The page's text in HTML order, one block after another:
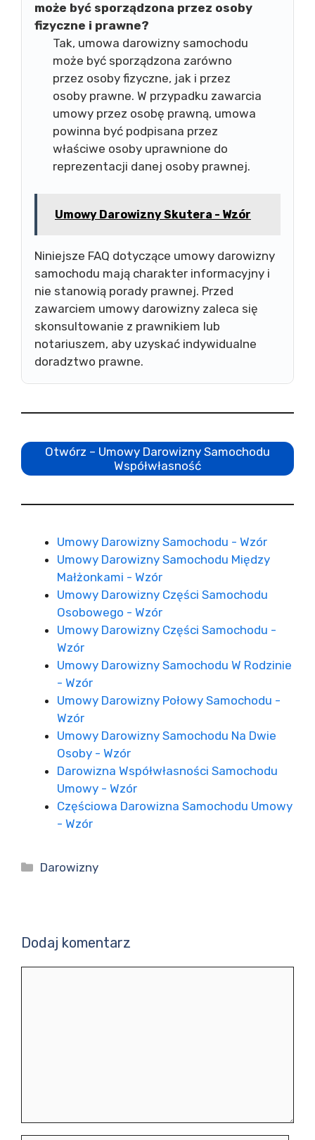
może być sporządzona przez osoby
fizyczne i prawne?
Tak, umowa darowizny samochodu
może być sporządzona zarówno
przez osoby fizyczne, jak i przez
osoby prawne. W przypadku zawarcia
umowy przez osobę prawną, umowa
powinna być podpisana przez
właściwe osoby uprawnione do
reprezentacji danej osoby prawnej.
Umowy Darowizny Skutera - Wzór
Niniejsze FAQ dotyczące umowy darowizny
samochodu mają charakter informacyjny i
nie stanowią porady prawnej. Przed
zawarciem umowy darowizny zaleca się
skonsultowanie z prawnikiem lub
notariuszem, aby uzyskać indywidualne
doradztwo prawne.
Otwórz – Umowy Darowizny Samochodu
Współwłasność
Umowy Darowizny Samochodu - Wzór
Umowy Darowizny Samochodu Między
Małżonkami - Wzór
Umowy Darowizny Części Samochodu
Osobowego - Wzór
Umowy Darowizny Części Samochodu -
Wzór
Umowy Darowizny Samochodu W Rodzinie
- Wzór
Umowy Darowizny Połowy Samochodu -
Wzór
Umowy Darowizny Samochodu Na Dwie
Osoby - Wzór
Darowizna Współwłasności Samochodu
Umowy - Wzór
Częściowa Darowizna Samochodu Umowy
- Wzór
Kategorie
Darowizny
Dodaj komentarz